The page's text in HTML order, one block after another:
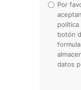
Por
política
botón
datos